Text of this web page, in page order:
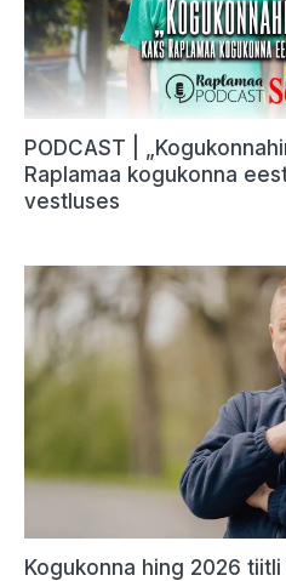
PODCAST |
Raplamaa kogukonna
vestluses
Kogukonna hing 2026